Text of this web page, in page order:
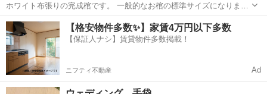
ホワイト布張りの完成棺です。 一般的なお棺の標準サイズになりま
す。 【状態】 ・新品未開封 ・段ボールに入った状態でお渡しします
【サイズ】 ・6尺サイズ ・適応身長目安：170cm前後まで（標準体型
目安） 【付属品】...
宮城 仙台市 八木山動物公園駅 冠婚葬祭 棺桶
【格安物件多数✨】家賃4万円以下多数
【保証人ナシ】賃貸物件多数掲載！
ニフティ不動産 Ad